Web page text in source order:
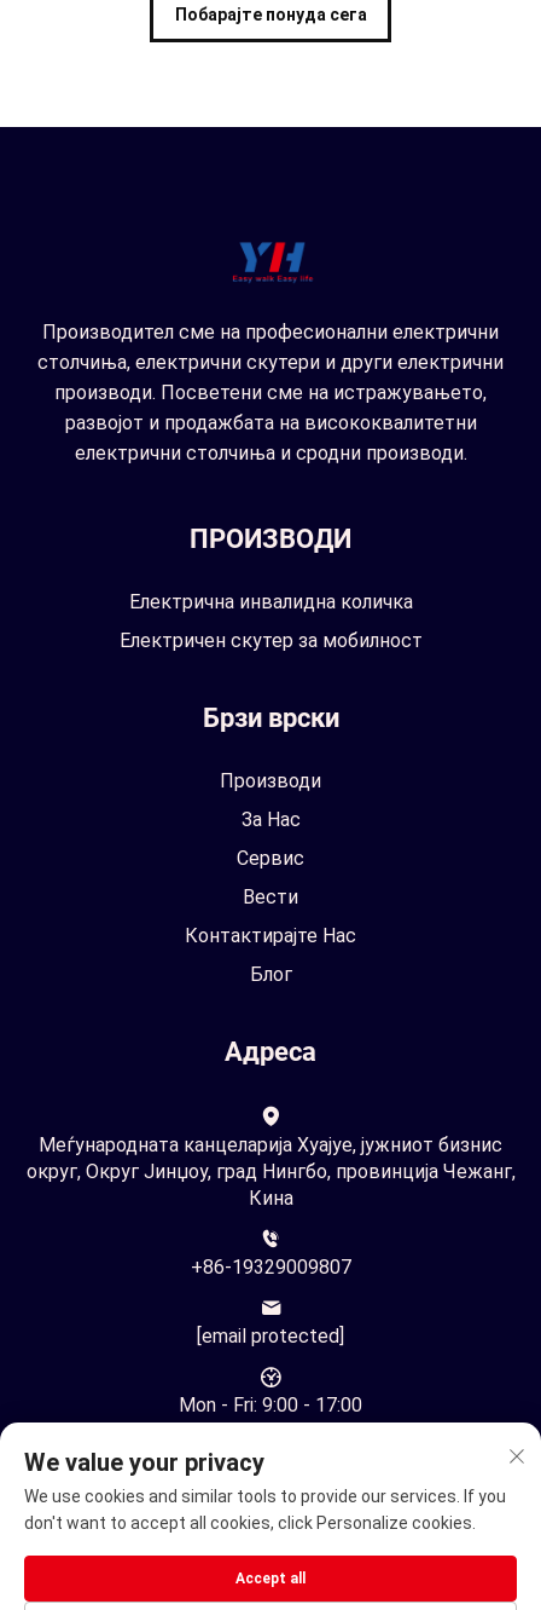
Побарајте понуда сега
Производител сме на професионални електрични
столчиња, електрични скутери и други електрични
производи. Посветени сме на истражувањето,
развојот и продажбата на висококвалитетни
електрични столчиња и сродни производи.
ПРОИЗВОДИ
Електрична инвалидна количка
Електричен скутер за мобилност
Брзи врски
Производи
За Нас
Сервис
Вести
Контактирајте Нас
Блог
Адреса
Меѓународната канцеларија Хуајуе, јужниот бизнис
округ, Округ Јинџоу, град Нингбо, провинција Чежанг,
Кина
+86-19329009807
[email protected]
Mon - Fri: 9:00 - 17:00
Авторски права © Ningbo Youhuan Automation Technology
Co., Ltd. Сите права задржани -
We value your privacy
We use cookies and similar tools to provide our services. If you
don't want to accept all cookies, click Personalize cookies.
Accept all